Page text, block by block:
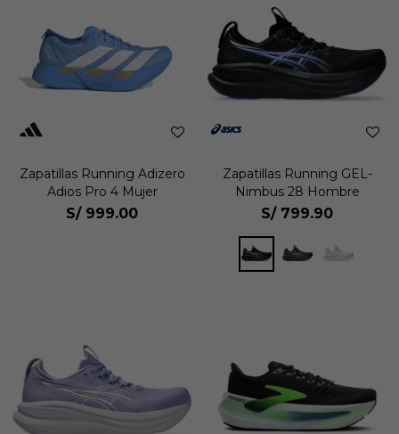
Zapatillas Running Adizero
Adios Pro 4 Mujer
S/ 999.00
Zapatillas Running GEL-
Nimbus 28 Hombre
S/ 799.90